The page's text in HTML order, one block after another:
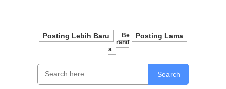
Posting Lebih Baru Posting Lama
Be
Rand
A
Search